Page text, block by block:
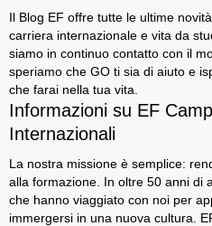
Il Blog EF offre tutte le ultime
carriera internazionale e vita da
siamo in continuo contatto con il
speriamo che GO ti sia di aiuto e
che farai nella tua vita.
Informazioni su EF
Internazionali
La nostra missione è semplice:
alla formazione. In oltre 50 anni di
che hanno viaggiato con noi per
immergersi in una nuova cultura.